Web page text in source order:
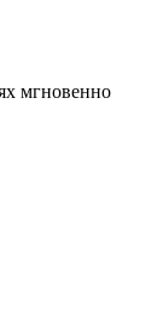
мгновенно